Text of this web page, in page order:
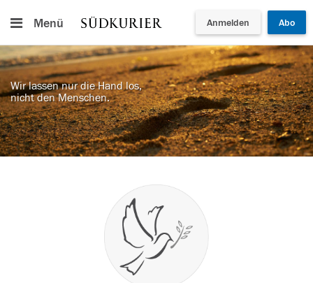
Menü Anmelden Abo
Wir lassen nur die Hand los,
nicht den Menschen.